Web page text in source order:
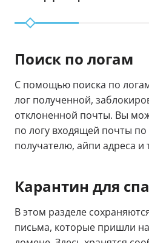
Поиск по логам
С помощью поиска по
лог полученной,
отклоненной почты. Вы
по логу входящей почты
получателю, айпи адреса и
Карантин для
В этом разделе
письма, которые пришли